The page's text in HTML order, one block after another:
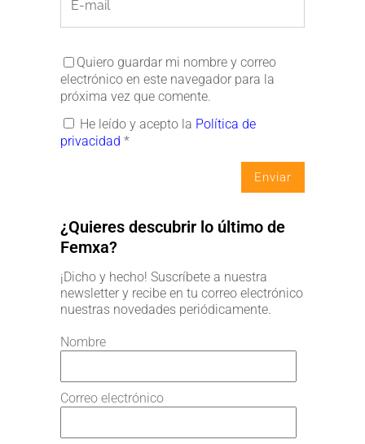
Quiero guardar mi nombre y correo
electrónico en este navegador para la
próxima vez que comente.
He leído y acepto la Política de
privacidad *
¿Quieres descubrir lo último de
Femxa?
¡Dicho y hecho! Suscríbete a nuestra
newsletter y recibe en tu correo electrónico
nuestras novedades periódicamente.
Nombre
Correo electrónico